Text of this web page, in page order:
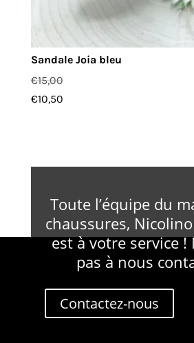
Sandale Joia bleu
€15,00
€10,50
Toute l’équipe du
chaussures,
est à votre service !
pas à nous
Contactez-nous